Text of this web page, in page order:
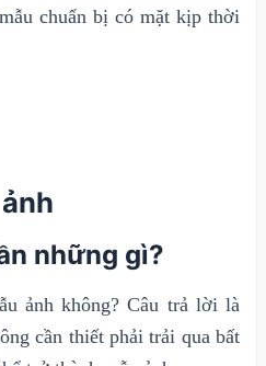
chuẩn bị có mặt kịp thời
những gì?
ảnh không? Câu trả lời là
cần thiết phải trải qua bất